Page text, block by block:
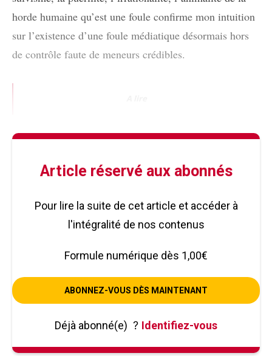
horde humaine qu’est une foule confirme mon intuition
sur l’existence d’une foule médiatique désormais hors
de contrôle faute de meneurs crédibles.
Article réservé aux abonnés
Pour lire la suite de cet article et accéder à
l'intégralité de nos contenus
Formule numérique dès 1,00€
ABONNEZ-VOUS DÈS MAINTENANT
Déjà abonné(e) ? Identifiez-vous